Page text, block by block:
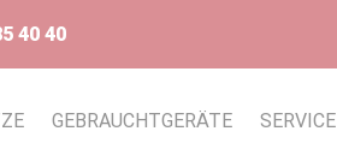
40 40
GEBRAUCHTGERÄTE SERVICE